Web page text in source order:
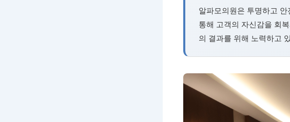
알파모의원은 투명하고
통해 고객의 자신감을 회
의 결과를 위해 노력하고